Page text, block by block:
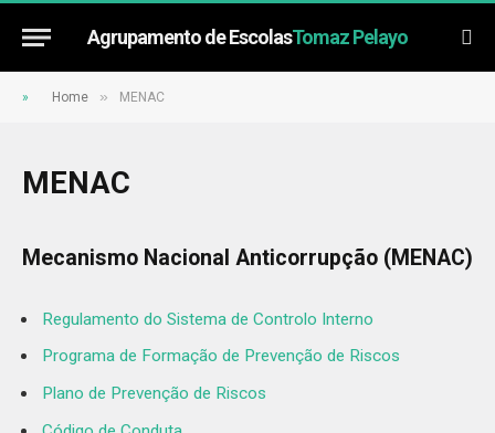
Agrupamento de EscolasTomaz Pelayo
» Home » MENAC
MENAC
Mecanismo Nacional Anticorrupção (MENAC)
Regulamento do Sistema de Controlo Interno
Programa de Formação de Prevenção de Riscos
Plano de Prevenção de Riscos